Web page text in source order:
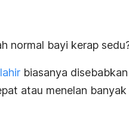
normal bayi kerap
biasanya
atau menelan banyak